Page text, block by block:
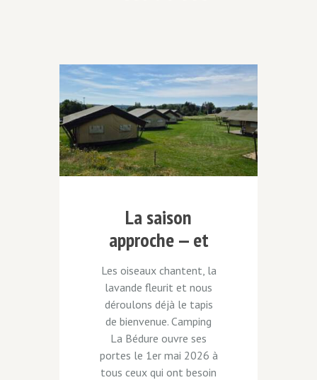
La saison
approche — et
on a une
surprise pour
vous !
Les oiseaux chantent, la
lavande fleurit et nous
déroulons déjà le tapis
de bienvenue. Camping
La Bédure ouvre ses
portes le 1er mai 2026 à
tous ceux qui ont besoin